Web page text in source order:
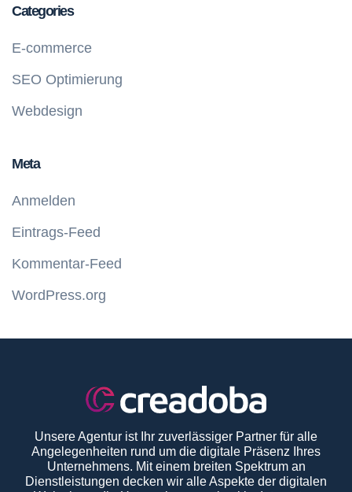
Categories
E-commerce
SEO Optimierung
Webdesign
Meta
Anmelden
Eintrags-Feed
Kommentar-Feed
WordPress.org
Unsere Agentur ist Ihr zuverlässiger Partner für alle
Angelegenheiten rund um die digitale Präsenz Ihres
Unternehmens. Mit einem breiten Spektrum an
Dienstleistungen decken wir alle Aspekte der digitalen